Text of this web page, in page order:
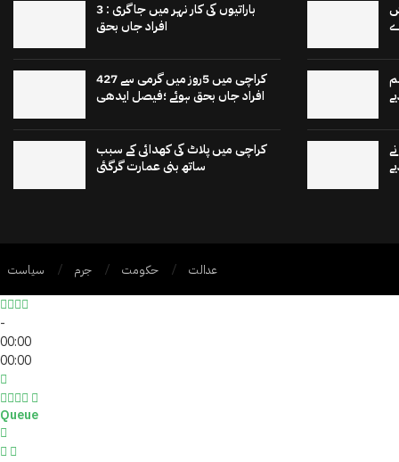
باراتیوں کی کار نہر میں جاگری : 3
افراد جاں بحق
کراچی میں 5روز میں گرمی سے 427
افراد جاں بحق ہوئے ؛فیصل ایدھی
کراچی میں پلاٹ کی کھدائی کے سبب
ساتھ بنی عمارت گرگئی
برٹش
سیاست جرم حکومت عدالت
-
00:00
00:00
Queue